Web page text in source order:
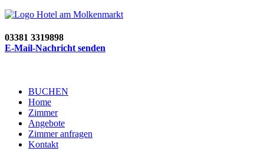
03381 3319898
E-Mail-Nachricht senden
BUCHEN
Home
Zimmer
Angebote
Zimmer anfragen
Kontakt